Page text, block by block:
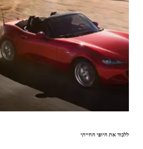
ללכוד את היופי החייתי